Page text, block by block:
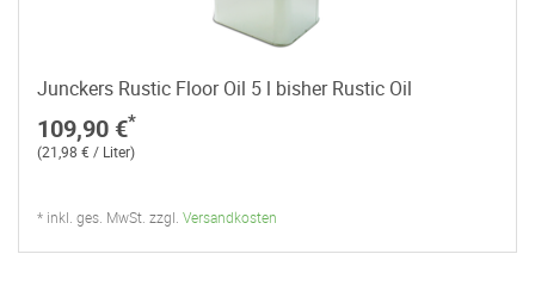
Junckers Rustic Floor Oil 5 l bisher Rustic Oil
109,90 €*
(21,98 € / Liter)
* inkl. ges. MwSt. zzgl. Versandkosten